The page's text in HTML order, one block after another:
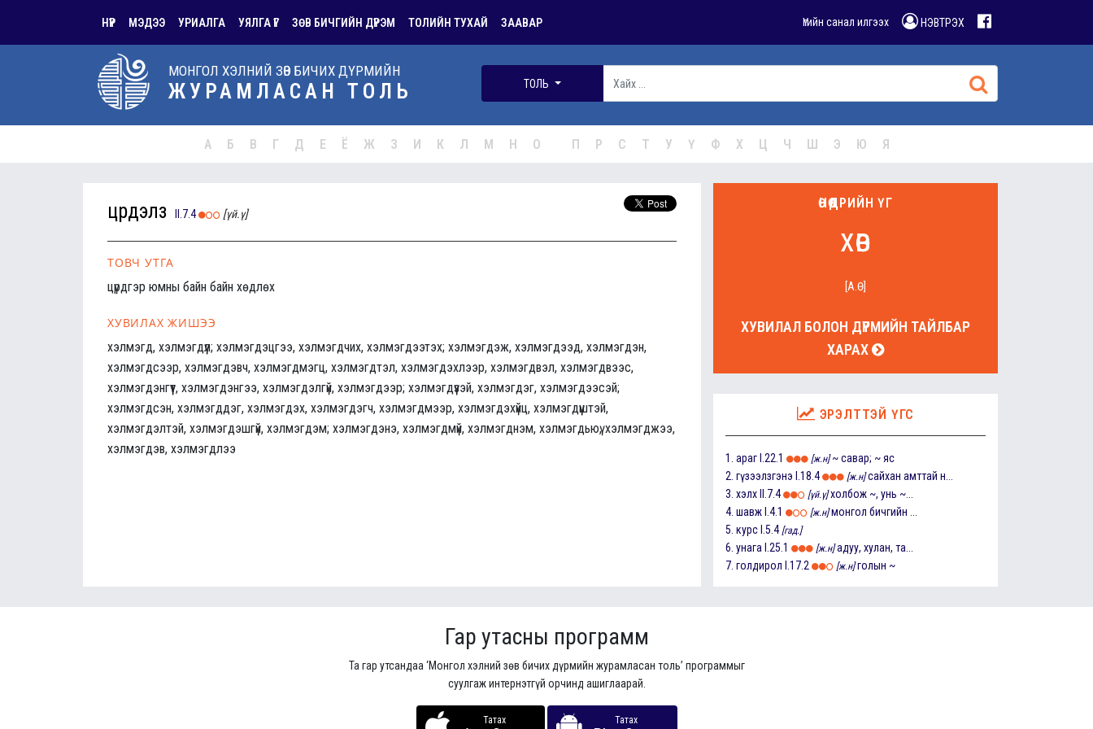
НҮҮР МЭДЭЭ УРИАЛГА УЯЛГА ҮГ ЗӨВ БИЧГИЙН ДҮРЭМ ТОЛИЙН ТУХАЙ ЗААВАР Үгийн санал илгээх НЭВТРЭХ
МОНГОЛ ХЭЛНИЙ ЗӨВ БИЧИХ ДҮРМИЙН
ЖУРАМЛАСАН ТОЛЬ ТОЛЬ
А Б В Г Д Е Ё Ж З И К Л М Н О П Р С Т У Ү Ф Х Ц Ч Ш Э Ю Я
цүрдэлз II.7.4 [үй.ү]
ТОВЧ УТГА
цүрдгэр юмны байн байн хөдлөх
ХУВИЛАХ ЖИШЭЭ
хэлмэгд, хэлмэгдүүл; хэлмэгдэцгээ, хэлмэгдчих, хэлмэгдээтэх; хэлмэгдэж, хэлмэгдээд, хэлмэгдэн,
хэлмэгдсээр, хэлмэгдэвч, хэлмэгдмэгц, хэлмэгдтэл, хэлмэгдэхлээр, хэлмэгдвэл, хэлмэгдвээс,
хэлмэгдэнгүүт, хэлмэгдэнгээ, хэлмэгдэлгүй, хэлмэгдээр; хэлмэгдүүзэй, хэлмэгдэг, хэлмэгдээсэй;
хэлмэгдсэн, хэлмэгддэг, хэлмэгдэх, хэлмэгдэгч, хэлмэгдмээр, хэлмэгдэхүйц, хэлмэгдүүштэй,
хэлмэгдэлтэй, хэлмэгдэшгүй, хэлмэгдэм; хэлмэгдэнэ, хэлмэгдмүй, хэлмэгднэм, хэлмэгдьюү, хэлмэгджээ,
хэлмэгдэв, хэлмэгдлээ
ӨНӨӨДРИЙН ҮГ
хөв
[А.Ө]
ХУВИЛАЛ БОЛОН ДҮРМИЙН ТАЙЛБАР
ХАРАХ
ЭРЭЛТТЭЙ ҮГС
1. араг I.22.1 [ж.н] ~ савар; ~ яс
2. гүзээлзгэнэ I.18.4 [ж.н] сайхан амттай н...
3. хэлх II.7.4 [үй.ү] холбож ~, унь ~...
4. шавж I.4.1 [ж.н] монгол бичгийн ...
5. курс I.5.4 [гад.]
6. унага I.25.1 [ж.н] адуу, хулан, та...
7. голдирол I.17.2 [ж.н] голын ~
Гар утасны программ
Та гар утсандаа ‘Монгол хэлний зөв бичих дүрмийн журамласан толь’ программыг
суулгаж интернэтгүй орчинд ашиглаарай.
Татах Татах